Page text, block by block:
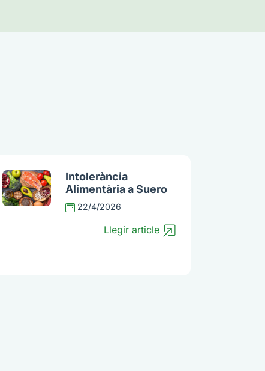
Intolerància
Alimentària a Suero
22/4/2026
Llegir article